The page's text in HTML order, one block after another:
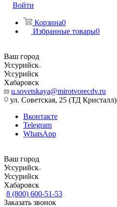
Войти
Корзина0
Избранные товары0
Ваш город
Уссурийск
Уссурийск
Хабаровск
u.sovetskaya@mirotvorecdv.ru
ул. Советская, 25 (ТД Кристалл)
Вконтакте
Telegram
WhatsApp
Ваш город
Уссурийск
Уссурийск
Хабаровск
8 (800) 600-51-53
Заказать звонок